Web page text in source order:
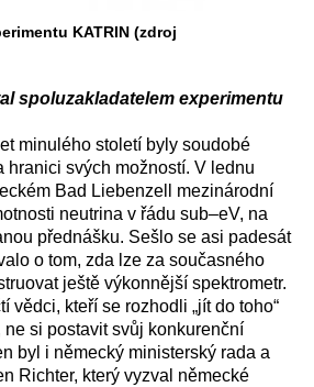
KATRIN (zdroj
spoluzakladatelem experimentu
minulého století byly soudobé
hranici svých možností. V lednu
Bad Liebenzell mezinárodní
neutrina v řádu sub–eV, na
přednášku. Sešlo se asi padesát
o tom, zda lze za současného
ještě výkonnější spektrometr.
vědci, kteří se rozhodli „jít do toho“
si postavit svůj konkurenční
byl i německý ministerský rada a
Richter, který vyzval německé